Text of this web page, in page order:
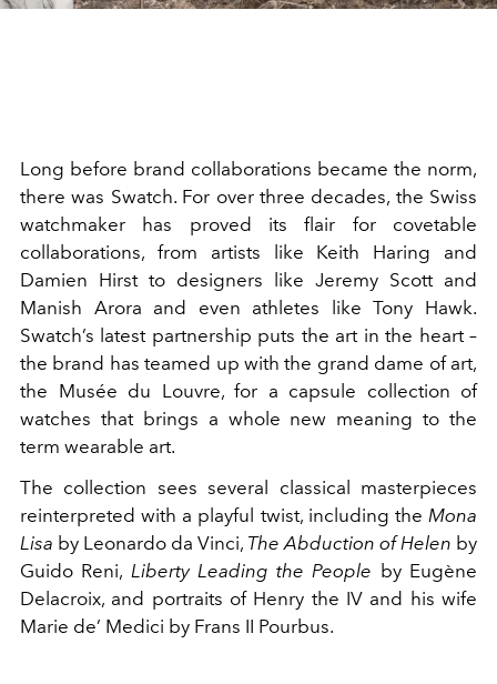
Long before brand collaborations became the norm,
there was Swatch. For over three decades, the Swiss
watchmaker has proved its flair for covetable
collaborations, from artists like Keith Haring and
Damien Hirst to designers like Jeremy Scott and
Manish Arora and even athletes like Tony Hawk.
Swatch’s latest partnership puts the art in the heart –
the brand has teamed up with the grand dame of art,
the Musée du Louvre, for a capsule collection of
watches that brings a whole new meaning to the
term wearable art.
The collection sees several classical masterpieces
reinterpreted with a playful twist, including the Mona
Lisa by Leonardo da Vinci, The Abduction of Helen by
Guido Reni, Liberty Leading the People by Eugène
Delacroix, and portraits of Henry the IV and his wife
Marie de’ Medici by Frans II Pourbus.